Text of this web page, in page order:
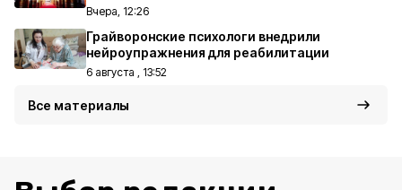
Вчера, 12:26
Грайворонские психологи внедрили
нейроупражнения для реабилитации
6 августа , 13:52
Все материалы